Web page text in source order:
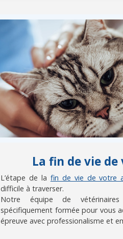
La fin de vie
L’étape de la fin de vie de votre
difficile à traverser.
Notre équipe de
spécifiquement formée pour vous
épreuve avec professionalisme et